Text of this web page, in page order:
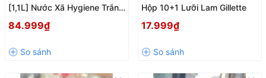
[1,1L] Nước Xã Hygiene Trắng
84.999₫
Hộp 10+1 Lưỡi Lam Gillette
17.999₫